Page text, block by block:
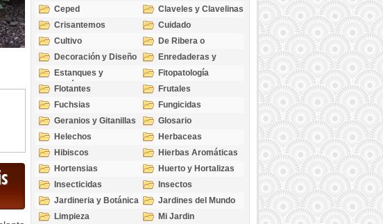
Ceped
Claveles y Clavelinas
Crisantemos
Cuidado
Cultivo
De Ribera o
Palustres
Decoración y Diseño
Enredaderas y
cubresuelos
Estanques y
Acuáticas
Fitopatología
Flotantes
Frutales
Fuchsias
Fungicidas
Geranios y Gitanillas
Glosario
Helechos
Herbaceas
Hibiscos
Hierbas Aromáticas
Hortensias
Huerto y Hortalizas
Insecticidas
Insectos
Jardineria y Botánica
Jardines del Mundo
Limpieza
Mi Jardin